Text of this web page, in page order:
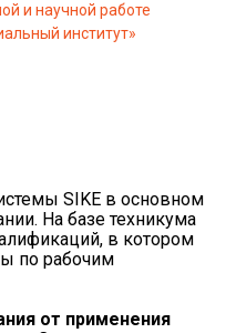
и научной работе
институт»
SIKE в основном
На базе техникума
в котором
по рабочим
от применения